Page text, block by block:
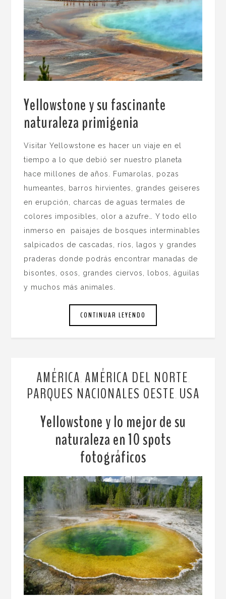
Yellowstone y su fascinante
naturaleza primigenia
Visitar Yellowstone es hacer un viaje en el
tiempo a lo que debió ser nuestro planeta
hace millones de años. Fumarolas, pozas
humeantes, barros hirvientes, grandes geiseres
en erupción, charcas de aguas termales de
colores imposibles, olor a azufre… Y todo ello
inmerso en paisajes de bosques interminables
salpicados de cascadas, ríos, lagos y grandes
praderas donde podrás encontrar manadas de
bisontes, osos, grandes ciervos, lobos, águilas
y muchos más animales.
CONTINUAR LEYENDO
AMÉRICA AMÉRICA DEL NORTE
PARQUES NACIONALES OESTE USA
Yellowstone y lo mejor de su
naturaleza en 10 spots
fotográficos